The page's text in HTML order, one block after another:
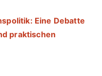
Eine Debatte
praktischen